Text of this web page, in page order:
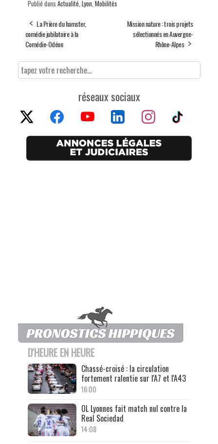
Publié dans Actualité Lyon Mobilités
La Prière du hamster,
comédie jubilatoire à la
Comédie-Odéon
Mission nature : trois projets
sélectionnés en Auvergne-
Rhône-Alpes
réseaux sociaux
D'HEURE EN HEURE
Chassé-croisé : la circulation
fortement ralentie sur l'A7 et l'A43
16:00
OL Lyonnes fait match nul contre la
Real Sociedad
14:08